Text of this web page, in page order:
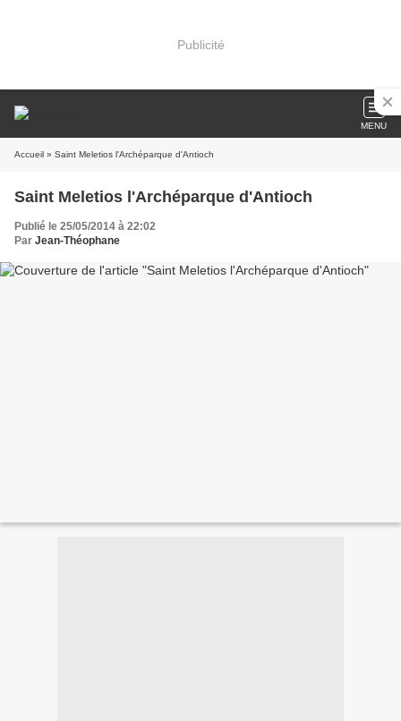
Publicité
MENU
Accueil » Saint Meletios l'Archéparque d'Antioch
Saint Meletios l'Archéparque d'Antioch
Publié le 25/05/2014 à 22:02
Par Jean-Théophane